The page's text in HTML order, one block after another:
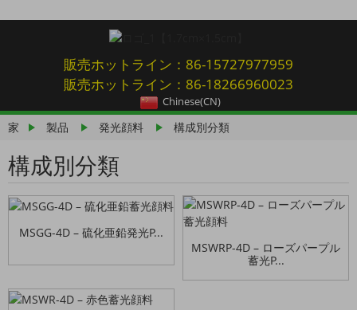
販売ホットライン：86-15727977959
販売ホットライン：86-18266960023
Chinese(CN)
家 製品 発光顔料 構成別分類
構成別分類
MSGG-4D – 硫化亜鉛発光P...
MSWRP-4D – ローズパープル
蓄光P...